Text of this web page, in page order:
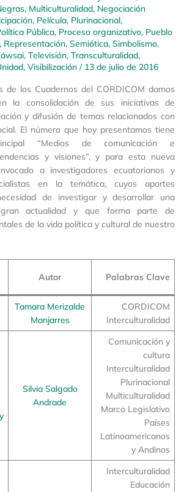
, Multiculturalidad, Negociación
, Película, Plurinacional,
Pública, Proceso organizativo, Pueblo
, Representación, Semiótica, Simbolismo,
, Televisión, Transculturalidad,
, Visibilización / 13 de julio de 2016
de los Cuadernos del CORDICOM damos
la consolidación de sus iniciativas de
y difusión de temas relacionados con
El número que hoy presentamos tiene
“Medios de comunicación e
y visiones”, y para esta nueva
a investigadores ecuatorianos y
en la temática, cuyos aportes
de investigar y desarrollar una
actualidad y que forma parte de
de la vida política y cultural de nuestro
Autor Palabras Clave
Tamara Merizalde
Manjarres
CORDICOM
Interculturalidad
Silvia Salgado
Andrade
Comunicación y
cultura
Interculturalidad
Plurinacional
Multiculturalidad
Marco Legislativo
Países
Latinoamericanos
y Andinos
Interculturalidad
Educación